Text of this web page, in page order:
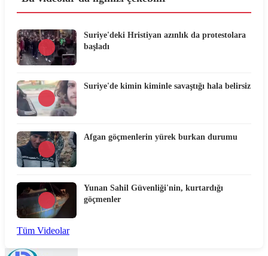
Suriye'deki Hristiyan azınlık da protestolara
başladı
Suriye'de kimin kiminle savaştığı hala belirsiz
Afgan göçmenlerin yürek burkan durumu
Yunan Sahil Güvenliği'nin, kurtardığı
göçmenler
Tüm Videolar